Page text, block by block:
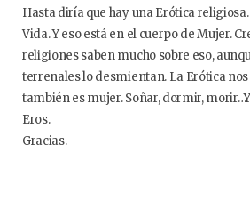
Hasta diría que hay una Erótica
Vida. Y eso está en el cuerpo de Mujer.
religiones saben mucho sobre eso,
terrenales lo desmientan. La Erótica
también es mujer. Soñar, dormir,
Eros.
Gracias.